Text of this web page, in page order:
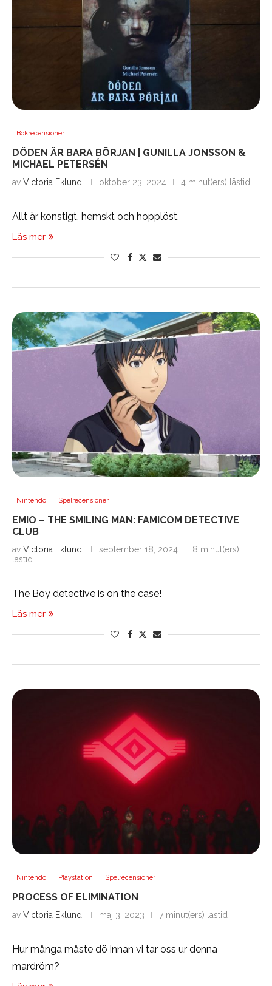
Bokrecensioner
DÖDEN ÄR BARA BÖRJAN | GUNILLA JONSSON &
MICHAEL PETERSÉN
av Victoria Eklund oktober 23, 2024 4 minut(ers) lästid
Allt är konstigt, hemskt och hopplöst.
Läs mer
Nintendo Spelrecensioner
EMIO – THE SMILING MAN: FAMICOM DETECTIVE
CLUB
av Victoria Eklund september 18, 2024
8 minut(ers)
lästid
The Boy detective is on the case!
Läs mer
Nintendo Playstation Spelrecensioner
PROCESS OF ELIMINATION
av Victoria Eklund maj 3, 2023 7 minut(ers) lästid
Hur många måste dö innan vi tar oss ur denna
mardröm?